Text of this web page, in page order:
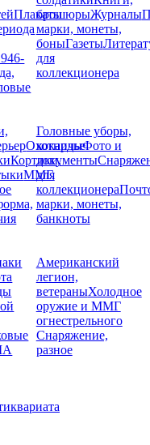
Плакаты
брошюрыЖурналы
марки, монеты,
боныГазеты
для
коллекционера
Охотничье
Кортики,
ММГ,
Головные уборы,
кокардыФото и
документы
для
коллекционера
марки, монеты,
банкноты
Американский
легион,
ветераныХолодное
оружие и ММГ
огнестрельного
Снаряжение,
разное